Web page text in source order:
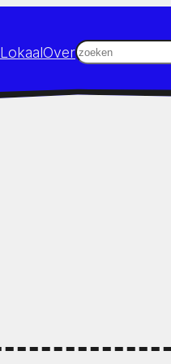
LokaalOverZoeken